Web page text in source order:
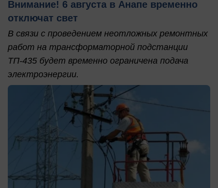
Внимание! 6 августа в Анапе временно
отключат свет
В связи с проведением неотложных ремонтных
работ на трансформаторной подстанции
ТП-435 будет временно ограничена подача
электроэнергии.